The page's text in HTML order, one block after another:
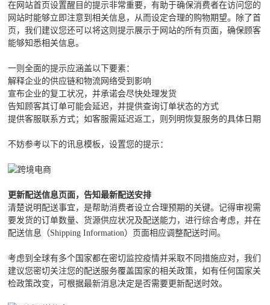
在网站首页设置醒目的提示非常重要，有助于确保消费者在访问您的
网站时能够立即注意到相关信息，从而设定合理的购物期望。除了首
页，我们建议您还可以将这则提示展示于网站的所有页面，确保顾客
能够知悉相关信息。
一则全面的提示应涵盖以下要素：
解释企业的供应链和物流网络受到影响
宣布企业的复工状况，并承诺会尽快处理发货
告知顾客其订单可能会延迟，并提供查询订单状态的方式
提供客服联系方式；如客服需延迟返工，则列明恢复服务的具体日期
不妨参考以下的讯息模板，设置您的提示：
更新配送信息页面，告知最新配送安排
清楚说明配送事宜，是帮助消费者设立合理预期的关键。记得审视需
要发货的订单数量、货源供应状况及配送能力，进行综合考虑，并在
配送信息（Shipping Information）页面相应调整配送时间。
考虑到全球有多个国家都在密切监控疫情并采取不同措施应对，我们
建议您密切关注您的配送服务覆盖国家的相关政策，如有任何国家关
检政策改变，可根据最新消息决定是否需要更新配送时效。